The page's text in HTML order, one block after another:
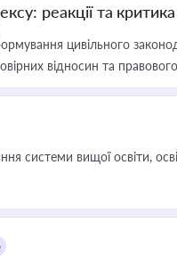
реакції та критика
цивільного
відносин та
системи вищої освіти,